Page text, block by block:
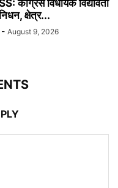
कांग्रेस विधायक विद्यावती
क्षेत्र...
- August 9, 2026